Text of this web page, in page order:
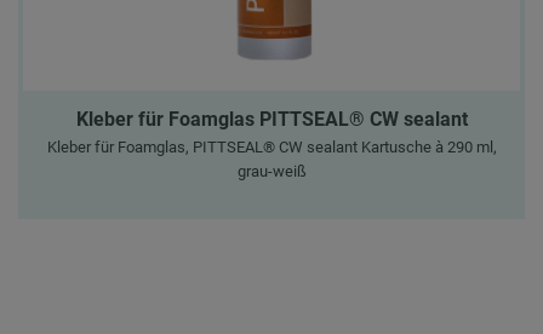
Kleber für Foamglas PITTSEAL® CW sealant
Kleber für Foamglas, PITTSEAL® CW sealant Kartusche à 290 ml,
grau-weiß